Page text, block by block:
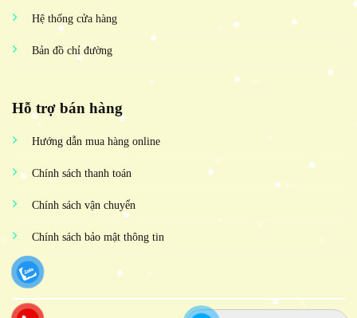
Hệ thống cửa hàng
Bản đồ chỉ đường
Hỗ trợ bán hàng
Hướng dẫn mua hàng online
Chính sách thanh toán
Chính sách vận chuyển
Chính sách bảo mật thông tin